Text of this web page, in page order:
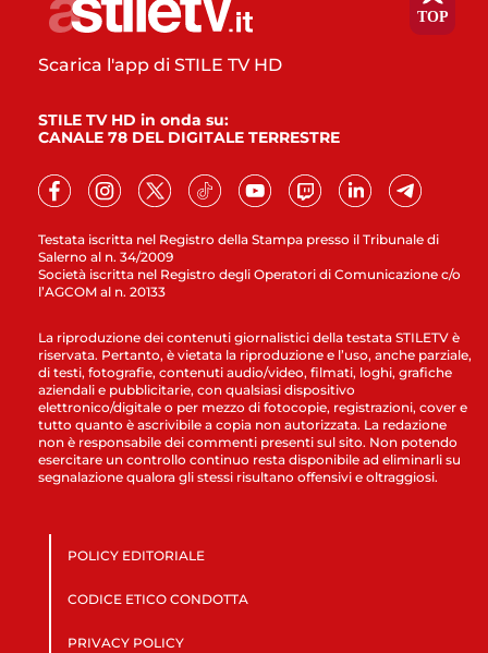
Testata iscritta nel Registro della Stampa presso il Tribunale di
Salerno al n. 34/2009
Società iscritta nel Registro degli Operatori di Comunicazione c/o
l’AGCOM al n. 20133
Scarica l'app di STILE TV HD
STILE TV HD in onda su:
CANALE 78 DEL DIGITALE TERRESTRE
La riproduzione dei contenuti giornalistici della testata STILETV è
riservata. Pertanto, è vietata la riproduzione e l’uso, anche parziale,
di testi, fotografie, contenuti audio/video, filmati, loghi, grafiche
aziendali e pubblicitarie, con qualsiasi dispositivo
elettronico/digitale o per mezzo di fotocopie, registrazioni, cover e
tutto quanto è ascrivibile a copia non autorizzata. La redazione
non è responsabile dei commenti presenti sul sito. Non potendo
esercitare un controllo continuo resta disponibile ad eliminarli su
segnalazione qualora gli stessi risultano offensivi e oltraggiosi.
POLICY EDITORIALE
CODICE ETICO CONDOTTA
PRIVACY POLICY